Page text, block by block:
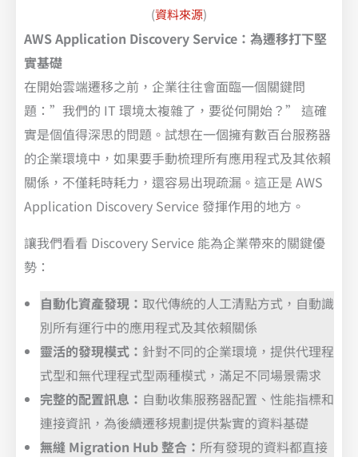
(資料來源)
AWS Application Discovery Service：為遷移打下堅
實基礎
在開始雲端遷移之前，企業往往會面臨一個關鍵問
題：”我們的 IT 環境太複雜了，要從何開始？” 這確
實是個值得深思的問題。試想在一個擁有數百台服務器
的企業環境中，如果要手動梳理所有應用程式及其依賴
關係，不僅耗時耗力，還容易出現疏漏。這正是 AWS
Application Discovery Service 發揮作用的地方。
讓我們看看 Discovery Service 能為企業帶來的關鍵優
勢：
自動化資產發現： 取代傳統的人工清點方式，自動識
別所有運行中的應用程式及其依賴關係
靈活的發現模式： 針對不同的企業環境，提供代理程
式型和無代理程式型兩種模式，滿足不同場景需求
完整的配置訊息： 自動收集服務器配置、性能指標和
連接資訊，為後續遷移規劃提供紮實的資料基礎
無縫 Migration Hub 整合： 所有發現的資料都直接